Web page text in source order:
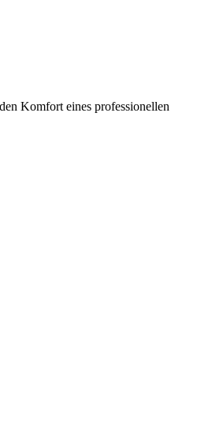
Komfort eines professionellen